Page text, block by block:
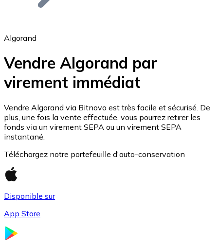
Ethereum
ETH
Algorand
Vendre Algorand par
virement immédiat
Vendre Algorand via Bitnovo est très facile et sécurisé. De
plus, une fois la vente effectuée, vous pourrez retirer les
fonds via un virement SEPA ou un virement SEPA
instantané.
Téléchargez notre portefeuille d'auto-conservation
Disponible sur
App Store